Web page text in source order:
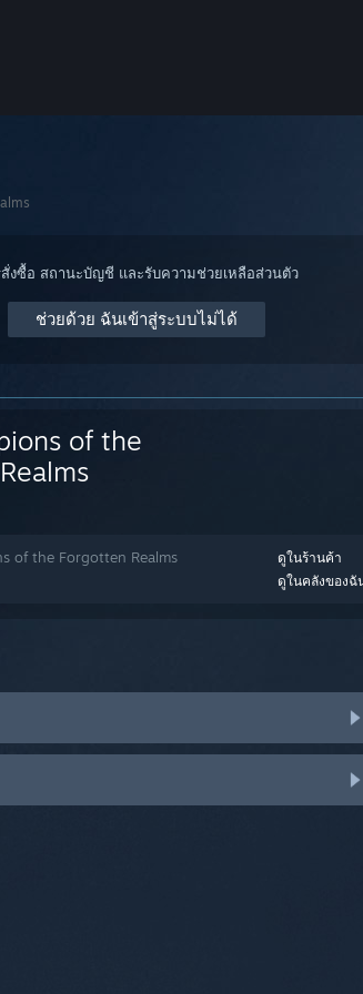
งซื้อ สถานะบัญชี และรับความช่วยเหลือส่วนตัว
ช่วยด้วย ฉันเข้าสู่ระบบไม่ได้
of the
ดูในร้านค้า
ดูในคลังของฉั
of the Forgotten Realms